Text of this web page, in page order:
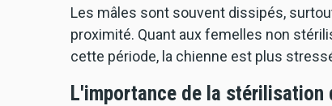
Les mâles sont souvent dissipés,
proximité. Quant aux femelles non
cette période, la chienne est plus
L'importance de la stérilisation